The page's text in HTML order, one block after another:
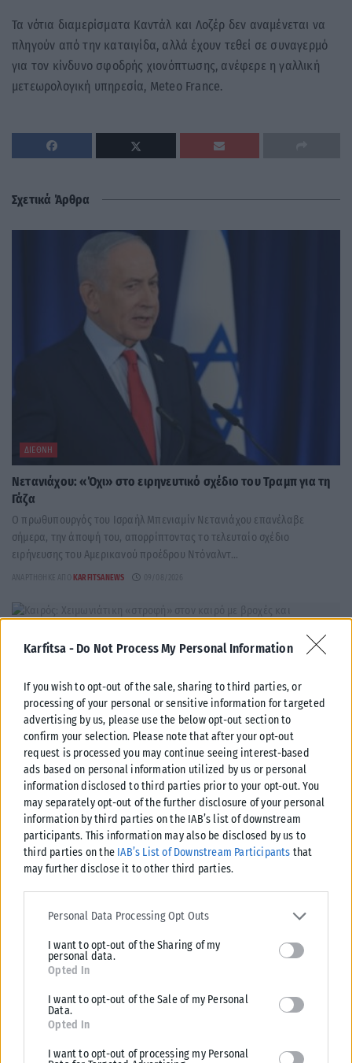
Karfitsa - Do Not Process My Personal Information
If you wish to opt-out of the sale, sharing to third parties, or
processing of your personal or sensitive information for targeted
advertising by us, please use the below opt-out section to
confirm your selection. Please note that after your opt-out
request is processed you may continue seeing interest-based
ads based on personal information utilized by us or personal
information disclosed to third parties prior to your opt-out. You
may separately opt-out of the further disclosure of your personal
information by third parties on the IAB’s list of downstream
participants. This information may also be disclosed by us to
third parties on the IAB’s List of Downstream Participants that
may further disclose it to other third parties.
Please note that this website/app uses one or more Google
services and may gather and store information including but not
deny consent to Google and its third-party tags to use your data
for below specified purposes in below Google consent section.
Personal Data Processing Opt Outs
I want to opt-out of the Sharing of my
personal data.
Opted In
I want to opt-out of the Sale of my Personal
Data.
Opted In
I want to opt-out of processing my Personal
Τα νότια διαμερίσματα Καντάλ και Λοζέρ δεν αναμένεται να
πληγούν από την καταιγίδα, αλλά έχουν τεθεί σε συναγερμό
για τον κίνδυνο σφοδρής χιονόπτωσης, ανέφερε η γαλλική
μετεωρολογική υπηρεσία, Meteo France.
Σχετικά Άρθρα
ΔΙΕΘΝΉ
Νετανιάχου: «Όχι» στο ειρηνευτικό σχέδιο του Τραμπ για τη
Γάζα
Ο πρωθυπουργός του Ισραήλ Μπενιαμίν Νετανιάχου επανέλαβε
σήμερα, την άποψή του, απορρίπτοντας το τελευταίο σχέδιο
ειρήνευσης του Αμερικανού προέδρου Ντόναλντ...
ΑΝΑΡΤΉΘΗΚΕ ΑΠΌ KARFITSANEWS
ΔΙΕΘΝΉ
Κίνα: Ο τυφώνας Dolphin σαρώνει τις ανατολικές ακτές με
καταρρακτώδεις βροχές και θυελλώδεις ανέμους
Ο τυφώνας Dolphin, ο πιο ισχυρός τροπικός κυκλώνας που πλήττει την
Κίνα κατά τη φετινή χρονιά, έπληξε σήμερα την ανατολική...